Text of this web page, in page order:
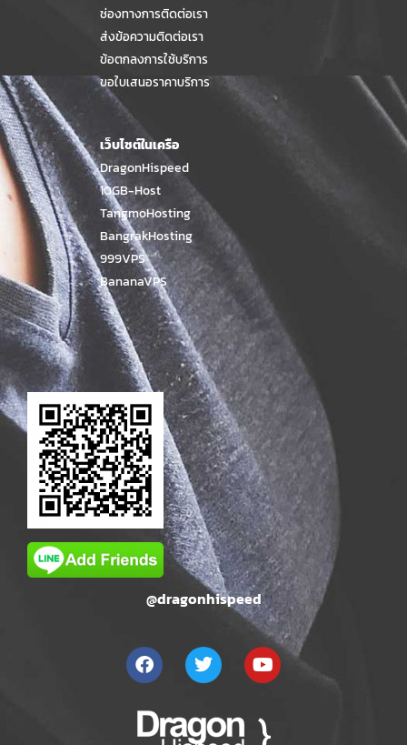
ช่องทางการติดต่อเรา
ส่งข้อความติดต่อเรา
ข้อตกลงการใช้บริการ
ขอใบเสนอราคาบริการ
เว็บไซต์ในเครือ
DragonHispeed
10GB-Host
TangmoHosting
BangrakHosting
999VPS
BananaVPS
@dragonhispeed